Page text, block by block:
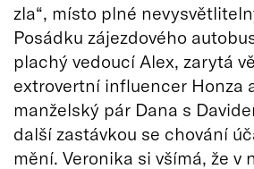
zla“, místo plné
Posádku zájezdového
plachý vedoucí Alex, zarytá
extrovertní influencer Honza
manželský pár Dana s
další zastávkou se chování
mění. Veronika si všímá, že v